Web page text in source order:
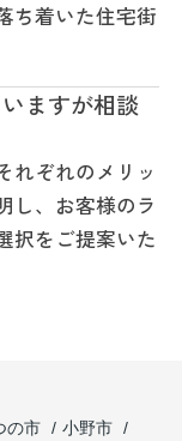
ち着いた住宅街
ますが相談
れぞれのメリッ
し、お客様のラ
択をご提案いた
の市
小野市